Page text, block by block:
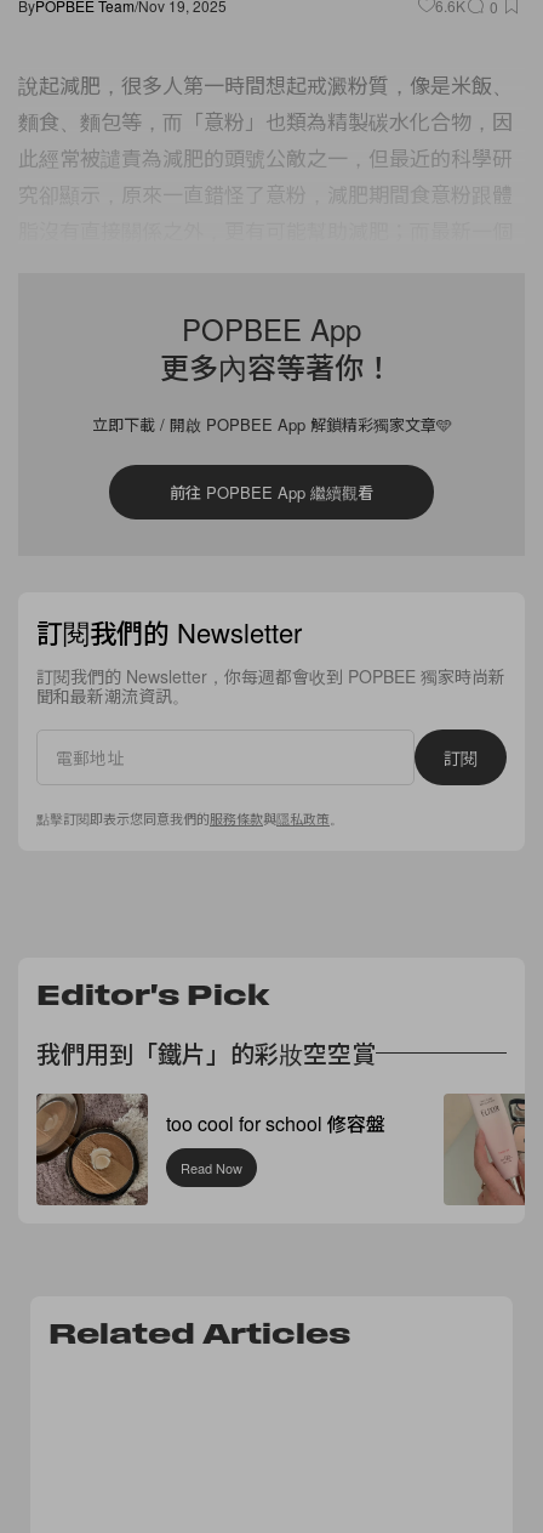
ByPOPBEE Team/Nov 19, 2025 6.6K 0
說起減肥，很多人第一時間想起戒澱粉質，像是米飯、
麵食、麵包等，而「意粉」也類為精製碳水化合物，因
此經常被譴責為減肥的頭號公敵之一，但最近的科學研
究卻顯示，原來一直錯怪了意粉，減肥期間食意粉跟體
延伸閱讀：被生活壓力擠得喘不過氣？4 招減壓方法助
你重拾生活，重展真心笑容
A post shared by Chiara Ferragni ✨ (@chiaraferragni)
據媒體 《 Pubity 》指，據外國一間大學的「行為與大
腦實驗室」研究揭示，進食意粉跟我們背後的情緒和神
另外，最近科學家 Lisa Sanders 和 Joanne Slavin 進行
脂增加沒有
POPBEE App
更多內容等著你！
立即下載 / 開啟 POPBEE App 解鎖精彩獨家文章🩵
前往 POPBEE App 繼續觀看
訂閱我們的 Newsletter
訂閱我們的 Newsletter，你每週都會收到 POPBEE 獨家時尚新
聞和最新潮流資訊。
訂閱
點擊訂閱即表示您同意我們的服務條款與隱私政策
Editor's Pick
我們用到「鐵片」的彩妝空空賞
too cool for school 修容盤
Read Now
Related Articles